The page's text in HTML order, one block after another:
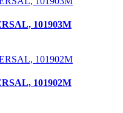
101903M
101902M